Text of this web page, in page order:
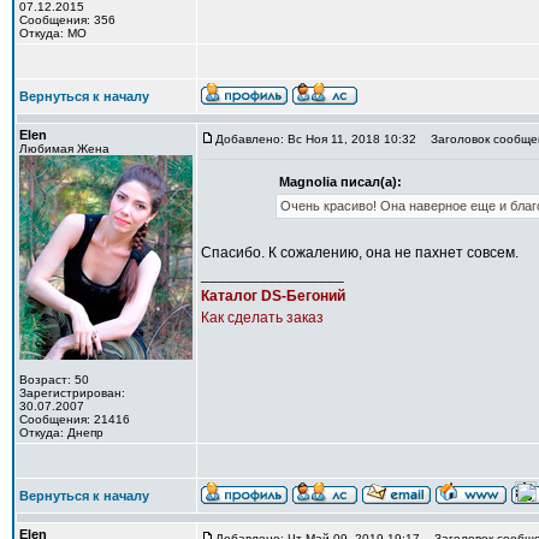
07.12.2015
Сообщения: 356
Откуда: МО
Вернуться к началу
Elen
Любимая Жена
Возраст: 50
Зарегистрирован:
30.07.2007
Сообщения: 21416
Откуда: Днепр
Добавлено: Вс Ноя 11, 2018 10:32 Заголовок
Magnolia писал(а):
Очень красиво! Она наверное еще и
Спасибо. К сожалению, она не пахнет совсем.
Каталог DS-Бегоний
Как сделать заказ
Вернуться к началу
Elen